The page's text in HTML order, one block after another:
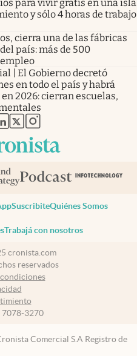
para vivir gratis en una isla
y sólo 4 horas de trabajo
cierra una de las fábricas
país: más de 500
| El Gobierno decretó
en todo el país y habrá
2026: cierran escuelas,
nueva pestaña
en nueva pestaña
abre en nueva pestaña
abre en nueva pestaña
abre en nueva pestaña
SuscribiteQuiénes Somos
Trabajá con nosotros
cronista.com
reservados
7078-3270
Comercial S.A Registro de